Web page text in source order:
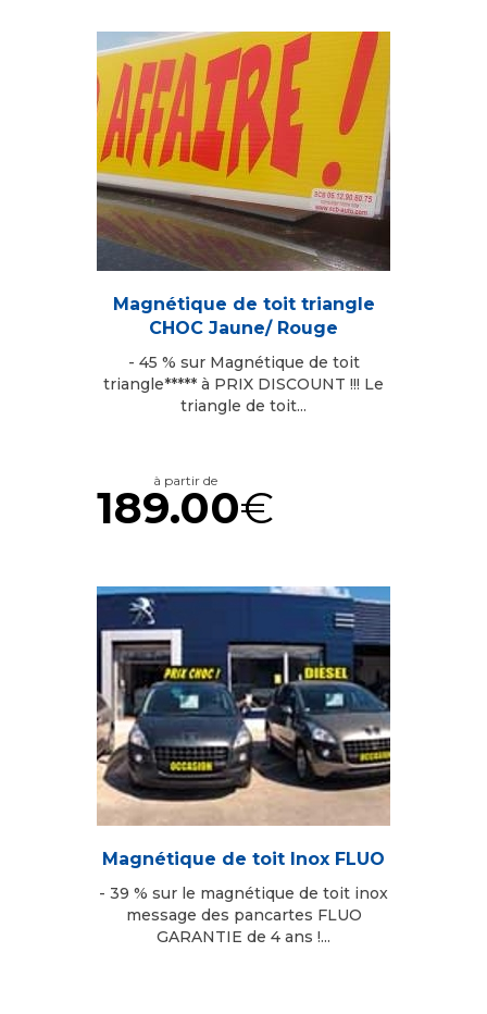
Magnétique de toit triangle
CHOC Jaune/ Rouge
- 45 % sur Magnétique de toit
triangle***** à PRIX DISCOUNT !!! Le
triangle de toit...
à partir de
189.00€
Magnétique de toit Inox FLUO
- 39 % sur le magnétique de toit inox
message des pancartes FLUO
GARANTIE de 4 ans !...